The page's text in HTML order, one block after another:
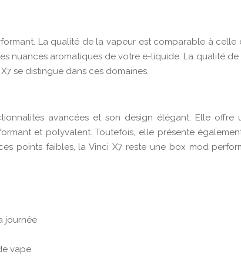
La qualité de la vapeur est comparable à
nuances aromatiques de votre e-liquide. La qualité
se distingue dans ces domaines.
avancées et son design élégant. Elle offre
et polyvalent. Toutefois, elle présente
points faibles, la Vinci X7 reste une box mod
journée
vape